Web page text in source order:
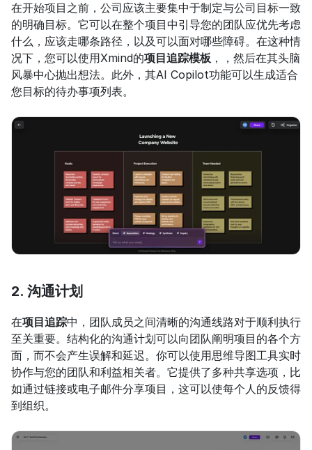
在开始项目之前，公司应该主要集中于制定与公司目标一致
的明确目标。它可以在整个项目中引导您的团队应优先考虑
什么，应该走哪条路径，以及可以面对哪些障碍。在这种情
况下，您可以使用Xmind的项目追踪模板 ，，然后在其头脑
风暴中心抛出想法。此外，其AI Copilot功能可以生成适合
您目标的待办事项列表。
2. 沟通计划
在项目追踪中，团队成员之间清晰的沟通线路对于顺利执行
至关重要。结构化的沟通计划可以向团队阐明项目的各个方
面，而不会产生误解和延迟。你可以使用思维导图工具实时
协作与您的团队和利益相关者。它提供了多种共享选项，比
如通过链接或电子邮件分享项目，这可以使每个人的反馈得
到组织。